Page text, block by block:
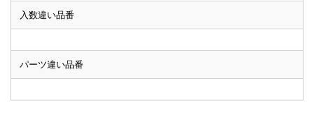
入数違い品番
パーツ違い品番